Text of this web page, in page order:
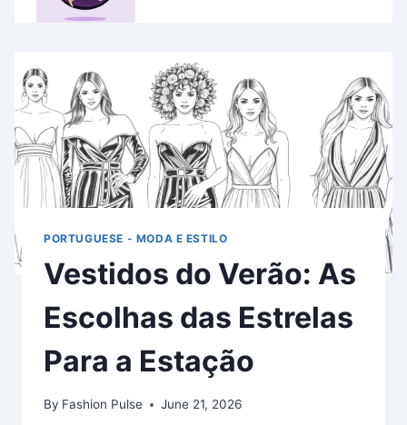
PORTUGUESE - MODA E ESTILO
Vestidos do Verão: As
Escolhas das Estrelas
Para a Estação
By Fashion Pulse June 21, 2026